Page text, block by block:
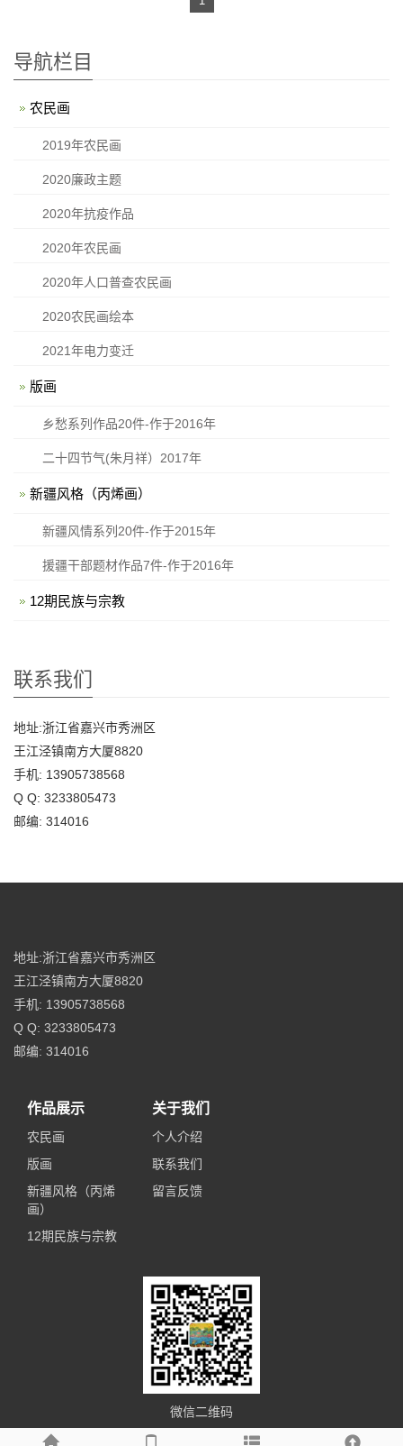
导航栏目
农民画
2019年农民画
2020廉政主题
2020年抗疫作品
2020年农民画
2020年人口普查农民画
2020农民画绘本
2021年电力变迁
版画
乡愁系列作品20件-作于2016年
二十四节气(朱月祥）2017年
新疆风格（丙烯画）
新疆风情系列20件-作于2015年
援疆干部题材作品7件-作于2016年
12期民族与宗教
联系我们
地址:浙江省嘉兴市秀洲区
王江泾镇南方大厦8820
手机: 13905738568
Q Q: 3233805473
邮编: 314016
地址:浙江省嘉兴市秀洲区
王江泾镇南方大厦8820
手机: 13905738568
Q Q: 3233805473
邮编: 314016
作品展示
农民画
版画
新疆风格（丙烯
画）
12期民族与宗教
关于我们
个人介绍
联系我们
留言反馈
微信二维码